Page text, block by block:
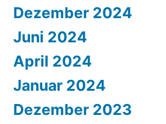
Dezember 2024
Juni 2024
April 2024
Januar 2024
Dezember 2023